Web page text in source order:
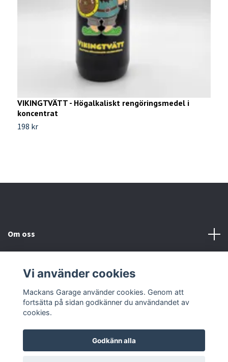
VIKINGTVÄTT - Högalkaliskt rengöringsmedel i
koncentrat
198 kr
Om oss
Sociala medier
Vi använder cookies
Mackans Garage använder cookies. Genom att
fortsätta på sidan godkänner du användandet av
cookies.
Godkänn alla